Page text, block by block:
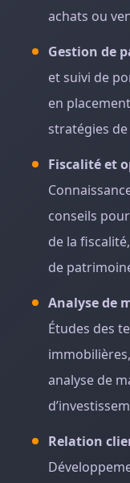
achats ou
Gestion de
et suivi de
en
stratégies
Fiscalité et
conseils
de la
de
Analyse de
Études des
analyse de
Relation